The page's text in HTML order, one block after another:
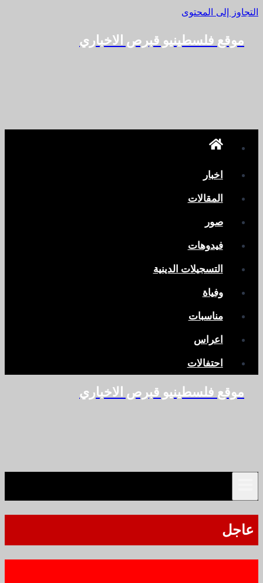
التجاوز إلى المحتوى
موقع فلسطينيو قبرص الاخباري
اخبار
المقالات
صور
فيدوهات
التسجيلات الدينية
وفياة
مناسبات
اعراس
احتفالات
موقع فلسطينيو قبرص الاخباري
عاجل